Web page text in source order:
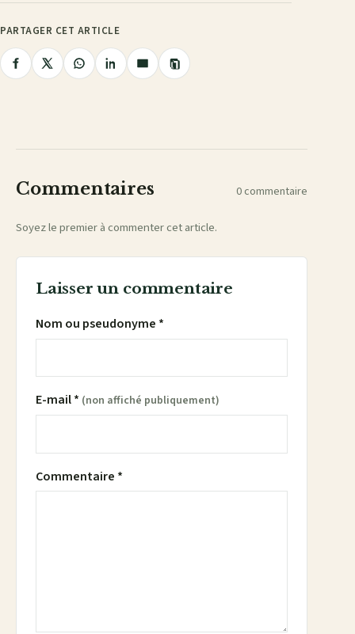
PARTAGER CET ARTICLE
PartagerPartagerPartagerPartagerPartager
Copier
le
Commentaires 0 commentaire
Soyez le premier à commenter cet article.
Laisser un commentaire
Nom ou pseudonyme *
E-mail * (non affiché publiquement)
Commentaire *